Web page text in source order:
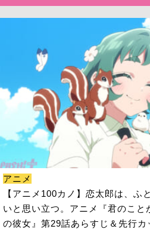
アニメ
【アニメ100カノ】恋太郎は、ふ
いと思い立つ。アニメ『君のこと
の彼女』第29話あらすじ＆先行カ